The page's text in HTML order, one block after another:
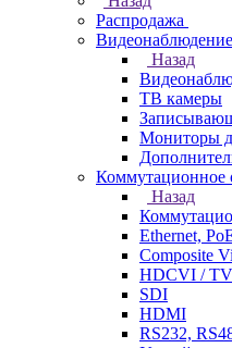
Распродажа
Видеонаблюдение
Назад
ТВ камеры
Мониторы
Коммутационное
Назад
Ethernet,
Composite
HDCVI /
SDI
HDMI
RS232,